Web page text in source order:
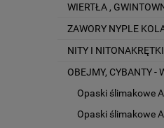
WIERTŁA ,
ZAWORY NYPLE
NITY I NITONAKRĘTKI
OBEJMY, CYBANTY -
Opaski ślimakowe
Opaski ślimakowe